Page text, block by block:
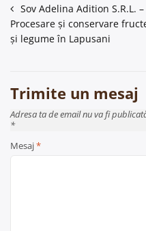
Navigare
în
Sov Adelina Adition S.R.L. –
Procesare și conservare
și legume în Lapusani
Trimite un mesaj
Adresa ta de email nu va fi
*
Mesaj*